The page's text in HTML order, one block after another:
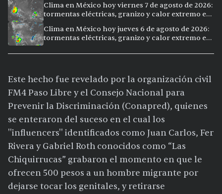
Clima en México hoy viernes 7 de agosto de 2026:
tormentas eléctricas, granizo y calor extremo en
Clima en México hoy jueves 6 de agosto de 2026:
tormentas eléctricas, granizo y calor extremo en
Este hecho fue revelado por la organización civil
FM4 Paso Libre y el Consejo Nacional para
Prevenir la Discriminación (Conapred), quienes
se enteraron del suceso en el cual los
''influencers'' identificados como Juan Carlos, Fer
Rivera y Gabriel Roth conocidos como “Las
Chiquirrucas” grabaron el momento en que le
ofrecen 500 pesos a un hombre migrante por
dejarse tocar los genitales, y retirarse